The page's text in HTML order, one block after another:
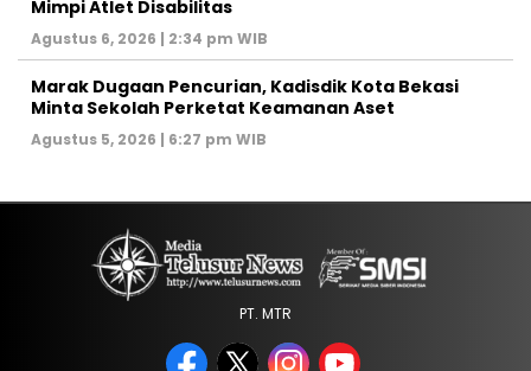
Mimpi Atlet Disabilitas
Agustus 6, 2026 | 2:34 pm WIB
‎Marak Dugaan Pencurian, Kadisdik Kota Bekasi
Minta Sekolah Perketat Keamanan Aset
Agustus 5, 2026 | 6:27 pm WIB
PT. MTR